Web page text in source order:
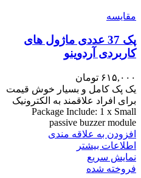
مقايسه
پک 37 عددی ماژول های
کاربردی آردوینو
۶۱۵,۰۰۰ تومان
یک پک کامل و بسیار خوش قیمت
برای افراد علاقمند به الکترونیک
Package Include: 1 x Small
passive buzzer module
افزودن به علاقه مندی
اطلاعات بیشتر
نمایش سریع
فروخته شده